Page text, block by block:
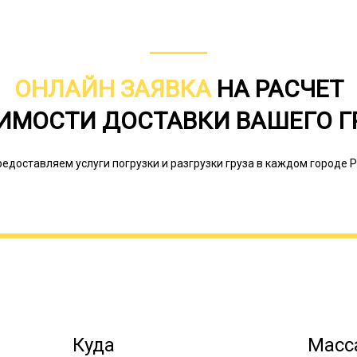
Негабаритным называется груз,
железнодорожным грузовым
крупный, тяжеловесный или опасный
ОНЛАЙН ЗАЯВКАНА РАСЧЕТ
ДОСТАВКИ ВАШЕГО
услуги погрузки и разгрузки груза в каждом городе
Куда